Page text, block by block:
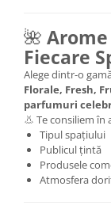
🌺
Fiecare
Alege dintr-o
Florale, Fresh,
parfumuri
👃 Te consiliem în
Tipul spațiului
Publicul țintă
Produsele
Atmosfera